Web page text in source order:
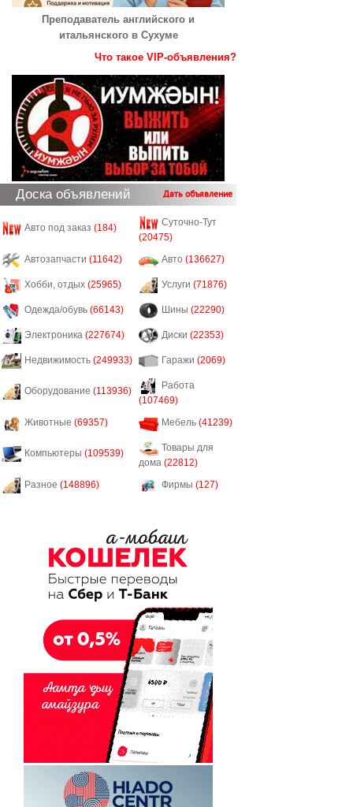
Преподаватель английского и
итальянского в Сухуме
Что такое VIP-объявления?
Доска объявлений Дать объявление
Авто под заказ (184)
Суточно-Тут
(20475)
Автозапчасти (11642) Авто (136627)
Хобби, отдых (25965) Услуги (71876)
Одежда/обувь (66143) Шины (22290)
Электроника (227674) Диски (22353)
Недвижимость (249933) Гаражи (2069)
Оборудование (113936)
Работа
(107469)
Животные (69357) Мебель (41239)
Компьютеры (109539)
Товары для
дома (22812)
Разное (148896) Фирмы (127)